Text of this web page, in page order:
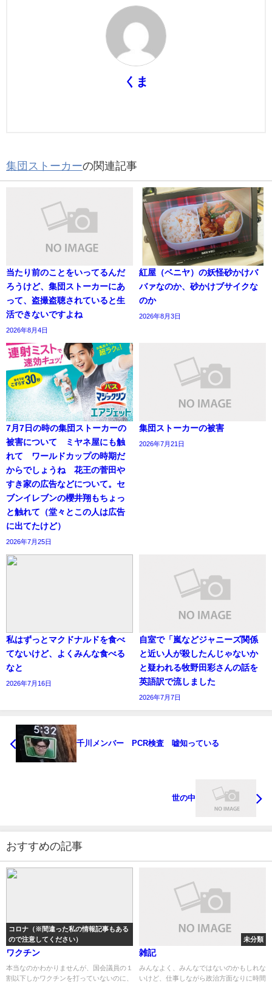
くま
集団ストーカーの関連記事
当たり前のことをいってるんだ
ろうけど、集団ストーカーにあ
って、盗撮盗聴されていると生
活できないですよね
2026年8月4日
紅屋（ベニヤ）の妖怪砂かけバ
バァなのか、砂かけブサイクな
のか
2026年8月3日
7月7日の時の集団ストーカーの
被害について ミヤネ屋にも触
れて ワールドカップの時期だ
からでしょうね 花王の菅田や
すき家の広告などについて。セ
ブンイレブンの櫻井翔もちょっ
と触れて（堂々とこの人は広告
に出てたけど）
2026年7月25日
集団ストーカーの被害
2026年7月21日
私はずっとマクドナルドを食べ
てないけど、よくみんな食べる
なと
2026年7月16日
自室で「嵐などジャニーズ関係
と近い人が殺したんじゃないか
と疑われる牧野田彩さんの話を
英語訳で流しました
2026年7月7日
千川メンバー PCR検査 嘘知っている
世の中
おすすめの記事
コロナ（※間違った私の情報記事もある
ので注意してください）
ワクチン
本当なのかわかりませんが、国会議員の１
割以下しかワクチンを打っていないのに、
未分類
雑記
みんなよく、みんなではないのかもしれな
いけど、仕事しながら政治方面なりに時間